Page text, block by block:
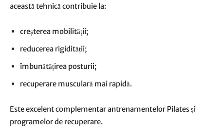
această tehnică contribuie la:
creșterea mobilității;
reducerea rigidității;
îmbunătățirea posturii;
recuperare musculară mai rapidă.
Este excelent complementar antrenamentelor Pilates și
programelor de recuperare.